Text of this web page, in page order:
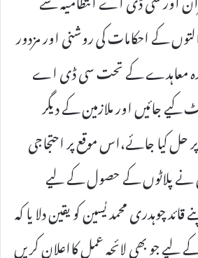
کے احکامات کی روشنی اور مزدور
معاہدے کے تحت سی ڈی اے
کیے جائیں اور ملازمین کے دیگر
حل کیا جائے،اس موقع پر احتجاجی
نے پلاٹوں کے حصول کے لیے
چوہدری محمد یٰسین کو یقین دلا یا کہ
جو بھی لائحہ عمل کااعلان کریں